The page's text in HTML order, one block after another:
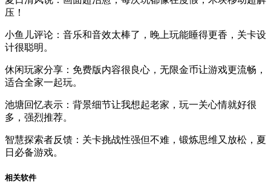
压！
小鱼儿评论：音乐和音效太棒了，晚上玩能睡得更香，关卡设
计很聪明。
休闲玩家分享：免费版内容很良心，无限金币让游戏更流畅，
适合全家一起玩。
池塘回忆表示：背景细节让我想起老家，玩一关心情就好很
多，强烈推荐。
智慧探索者反馈：关卡挑战性强但不难，锻炼思维又放松，夏
日必备游戏。
相关软件